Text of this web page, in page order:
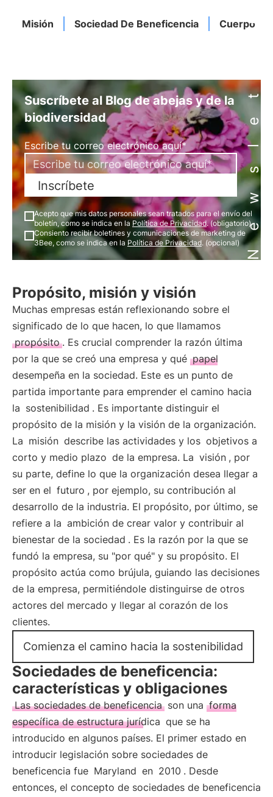
Misión Sociedad De Beneficencia Cuerpo B
Newsletter
Suscríbete al Blog de abejas y de la
biodiversidad
Escribe tu correo electrónico aquí*
Inscríbete
Acepto que mis datos personales sean tratados para el envío del
boletín, como se indica en la Política de Privacidad. (obligatorio)
Consiento recibir boletines y comunicaciones de marketing de
3Bee, como se indica en la Política de Privacidad. (opcional)
Propósito, misión y visión
Muchas empresas están reflexionando sobre el
significado de lo que hacen, lo que llamamos
propósito . Es crucial comprender la razón última
por la que se creó una empresa y qué papel
desempeña en la sociedad. Este es un punto de
partida importante para emprender el camino hacia
la sostenibilidad . Es importante distinguir el
propósito de la misión y la visión de la organización.
La misión describe las actividades y los objetivos a
corto y medio plazo de la empresa. La visión , por
su parte, define lo que la organización desea llegar a
ser en el futuro , por ejemplo, su contribución al
desarrollo de la industria. El propósito, por último, se
refiere a la ambición de crear valor y contribuir al
bienestar de la sociedad . Es la razón por la que se
fundó la empresa, su "por qué" y su propósito. El
propósito actúa como brújula, guiando las decisiones
de la empresa, permitiéndole distinguirse de otros
actores del mercado y llegar al corazón de los
clientes.
Comienza el camino hacia la sostenibilidad
Sociedades de beneficencia:
características y obligaciones
Las sociedades de beneficencia son una forma
específica de estructura jurídica que se ha
introducido en algunos países. El primer estado en
introducir legislación sobre sociedades de
beneficencia fue Maryland en 2010 . Desde
entonces, el concepto de sociedades de beneficencia